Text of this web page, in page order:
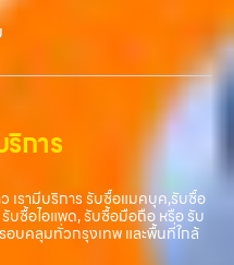
เรื่องง่ายขึ้น ดีกว่า รวดเร็วกว่า
าญด้านการให้บริการ รับซื้อมือถือ
อ ในราคาสูง พร้อมจ่ายเงิน
า, บางรัก, แจ้งวัฒนะ, บางแค,
พลี, เกษตรนวมินทร์, เสนานิคม,
รับซื้อแมคบุค, รับซื้อโน๊ตบุ๊ค, รับ
อที กรุงเทพฯ – เราพร้อมให้
ารแบบครบวงจรสำหรับลูกค้าที่
การ
เรามีบริการ รับซื้อแมคบุค,รับซื้อ
บซื้อไอแพด, รับซื้อมือถือ หรือ รับ
อบคลุมทั่วกรุงเทพ และพื้นที่ใกล้